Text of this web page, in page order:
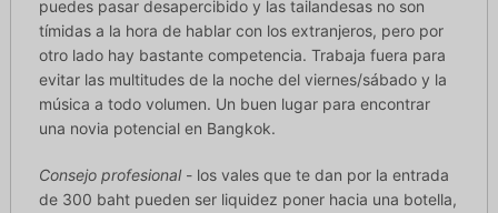
puedes pasar desapercibido y las tailandesas no son
tímidas a la hora de hablar con los extranjeros, pero por
otro lado hay bastante competencia. Trabaja fuera para
evitar las multitudes de la noche del viernes/sábado y la
música a todo volumen. Un buen lugar para encontrar
una novia potencial en Bangkok.
Consejo profesional- los vales que te dan por la entrada
de 300 baht pueden ser liquidez poner hacia una botella,